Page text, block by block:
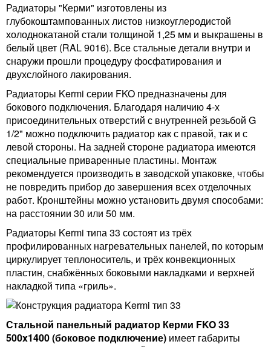
Радиаторы "Керми" изготовлены из
глубокоштампованных листов низкоуглеродистой
холоднокатаной стали толщиной 1,25 мм и выкрашены в
белый цвет (RAL 9016). Все стальные детали внутри и
снаружи прошли процедуру фосфатирования и
двухслойного лакирования.
Радиаторы Kermi серии FKO предназначены для
бокового подключения. Благодаря наличию 4-х
присоединительных отверстий с внутренней резьбой G
1/2" можно подключить радиатор как с правой, так и с
левой стороны. На задней стороне радиатора имеются
специальные приваренные пластины. Монтаж
рекомендуется производить в заводской упаковке, чтобы
не повредить прибор до завершения всех отделочных
работ. Кронштейны можно установить двумя способами:
на расстоянии 30 или 50 мм.
Радиаторы Kermi типа 33 состоят из трёх
профилированных нагревательных панелей, по которым
циркулирует теплоноситель, и трёх конвекционных
пластин, снабжённых боковыми накладками и верхней
накладкой типа «гриль».
Стальной панельный радиатор Керми FKO 33
500x1400 (боковое подключение) имеет габариты